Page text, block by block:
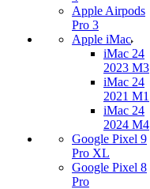
Apple Airpods
Pro 3
Apple iMac
iMac 24
2023 M3
iMac 24
2021 M1
iMac 24
2024 M4
Google Pixel 9
Pro XL
Google Pixel 8
Pro